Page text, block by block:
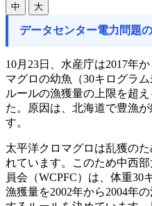
中 大
データセンター電力問題
10月23日、水産庁は2017年
マグロの幼魚（30キログラ
ルールの漁獲量の上限を超
た。原因は、北海道で豊漁
す。
太平洋クロマグロは乱獲の
れています。このため中西
員会（WCPFC）は、体重30
漁獲量を2002年から2004年